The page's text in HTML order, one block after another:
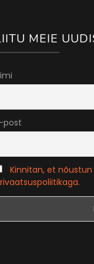
MEIE
post
Kinnitan, et nõustun